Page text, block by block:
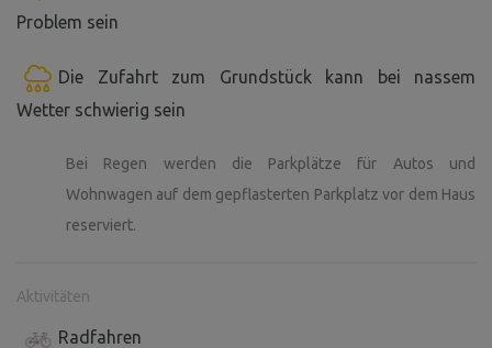
Problem sein
Die Zufahrt zum Grundstück kann bei nassem
Wetter schwierig sein
Bei Regen werden die Parkplätze für Autos und
Wohnwagen auf dem gepflasterten Parkplatz vor dem Haus
reserviert.
Aktivitäten
Radfahren